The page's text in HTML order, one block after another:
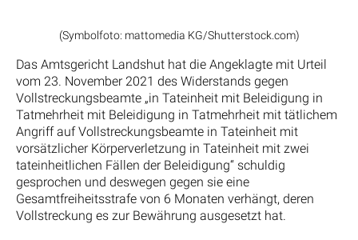
(Symbolfoto: mattomedia KG/Shutterstock.com)
Das Amtsgericht Landshut hat die Angeklagte mit Urteil
vom 23. November 2021 des Widerstands gegen
Vollstreckungsbeamte „in Tateinheit mit Beleidigung in
Tatmehrheit mit Beleidigung in Tatmehrheit mit tätlichem
Angriff auf Vollstreckungsbeamte in Tateinheit mit
vorsätzlicher Körperverletzung in Tateinheit mit zwei
tateinheitlichen Fällen der Beleidigung“ schuldig
gesprochen und deswegen gegen sie eine
Gesamtfreiheitsstrafe von 6 Monaten verhängt, deren
Vollstreckung es zur Bewährung ausgesetzt hat.